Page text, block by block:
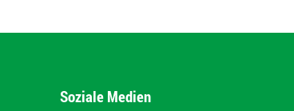
Soziale Medien